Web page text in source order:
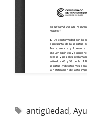
antigüedad,